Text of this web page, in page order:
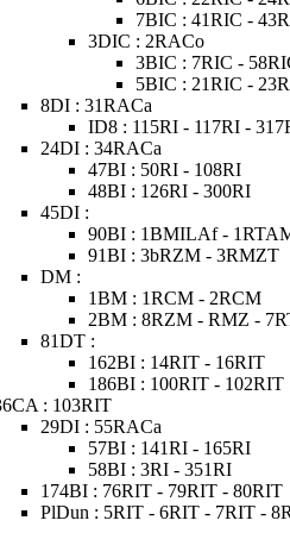
7BIC : 41RIC -
3DIC : 2RACo
3BIC : 7RIC -
5BIC : 21RIC -
8DI : 31RACa
ID8 : 115RI - 117RI -
24DI : 34RACa
47BI : 50RI - 108RI
48BI : 126RI - 300RI
45DI :
90BI : 1BMILAf -
91BI : 3bRZM - 3RMZT
DM :
1BM : 1RCM - 2RCM
2BM : 8RZM - RMZ -
81DT :
162BI : 14RIT - 16RIT
186BI : 100RIT - 102RIT
: 103RIT
29DI : 55RACa
57BI : 141RI - 165RI
58BI : 3RI - 351RI
174BI : 76RIT - 79RIT - 80RIT
PlDun : 5RIT - 6RIT - 7RIT -